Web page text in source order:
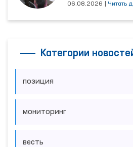
06.08.2026 Читать
Категории
позиция
мониторинг
весть